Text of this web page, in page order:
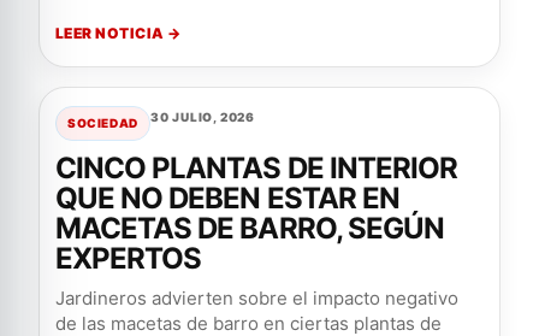
LEER NOTICIA →
SOCIEDAD 30 JULIO, 2026
CINCO PLANTAS DE INTERIOR
QUE NO DEBEN ESTAR EN
MACETAS DE BARRO, SEGÚN
EXPERTOS
Jardineros advierten sobre el impacto negativo
de las macetas de barro en ciertas plantas de